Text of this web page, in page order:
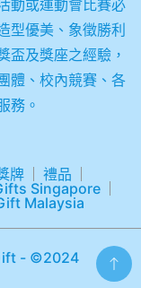
動或運動會比賽必
型優美、象徵勝利
盃及獎座之經驗，
體、校內競賽、各
務。
牌
禮品
Singapore
Malaysia
- ©2024